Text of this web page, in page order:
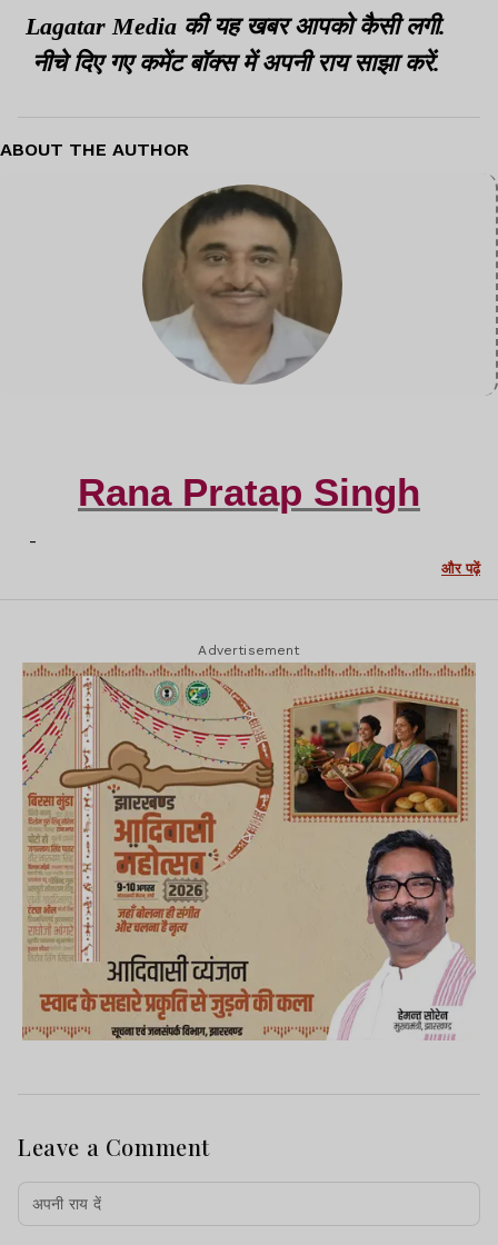
डॉक्टर मिले गायब
Lagatar Media की यह खबर आपको कैसी लगी.
नीचे दिए गए कमेंट बॉक्स में अपनी राय साझा करें.
ABOUT THE AUTHOR
Rana Pratap Singh
-
और पढ़ें
Advertisement
Leave a Comment